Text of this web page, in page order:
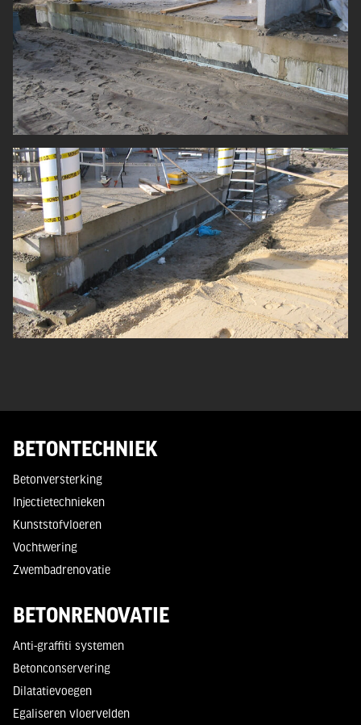
BETONTECHNIEK
Betonversterking
Injectietechnieken
Kunststofvloeren
Vochtwering
Zwembadrenovatie
BETONRENOVATIE
Anti-graffiti systemen
Betonconservering
Dilatatievoegen
Egaliseren vloervelden